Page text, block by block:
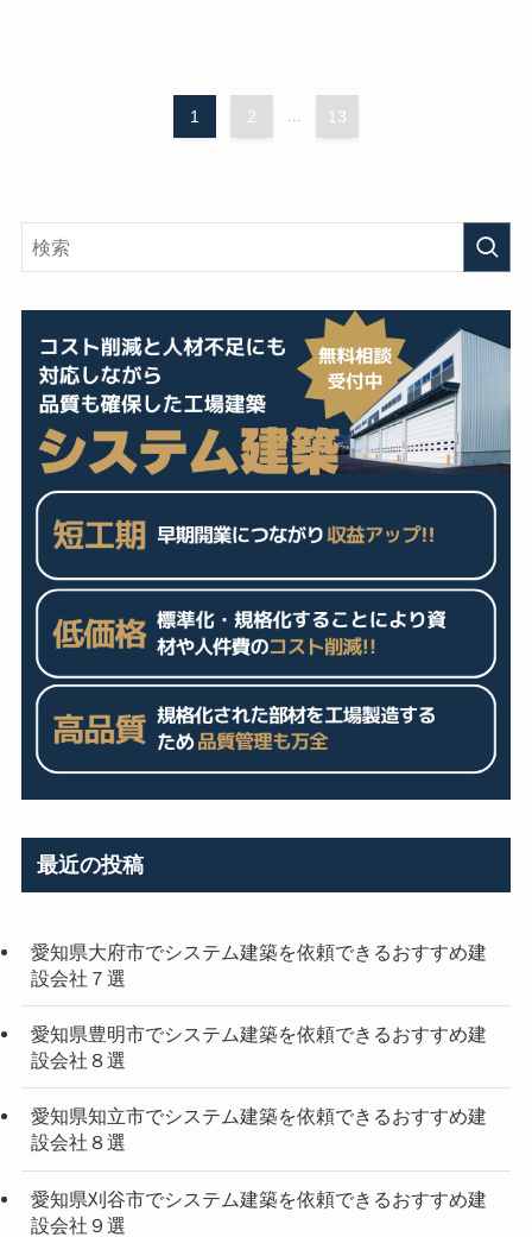
1 2 ... 13
最近の投稿
愛知県大府市でシステム建築を依頼できるおすすめ建
設会社７選
愛知県豊明市でシステム建築を依頼できるおすすめ建
設会社８選
愛知県知立市でシステム建築を依頼できるおすすめ建
設会社８選
愛知県刈谷市でシステム建築を依頼できるおすすめ建
設会社９選